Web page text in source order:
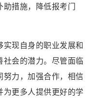
措施，降低报考门
现自身的职业发展和
会的潜力。尽管面临
力，加强合作，相信
更多人提供更好的学